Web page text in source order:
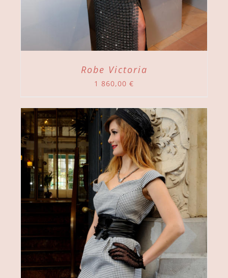
Robe Victoria
1 860,00 €